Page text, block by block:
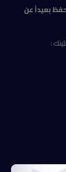
بعيداً عن
: